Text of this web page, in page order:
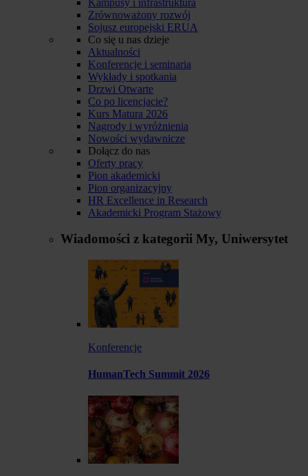
Zrównoważony rozwój
Sojusz europejski ERUA
Co się u nas dzieje
Aktualności
Konferencje i seminaria
Wykłady i spotkania
Drzwi Otwarte
Co po licencjacie?
Kurs Matura 2026
Nagrody i wyróżnienia
Nowości wydawnicze
Dołącz do nas
Oferty pracy
Pion akademicki
Pion organizacyjny
HR Excellence in Research
Akademicki Program Stażowy
Wiadomości z kategorii My, Uniwersytet
Konferencje
HumanTech Summit 2026